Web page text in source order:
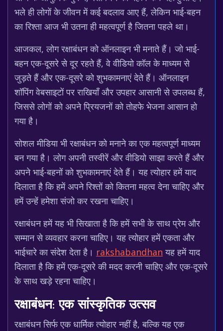
भले ही लोगों के जीवन में कई बदलाव आए हैं, लेकिन भाई-बहन
का रिश्ता आज भी उतना ही महत्वपूर्ण है जितना पहले था।
आजकल, लोग रक्षाबंधन को ऑनलाइन भी मनाते हैं। जो भाई-
बहन एक-दूसरे से दूर रहते हैं, वे वीडियो कॉल के माध्यम से
जुड़ते हैं और एक-दूसरे को शुभकामनाएं देते हैं। ऑनलाइन
शॉपिंग वेबसाइटों पर राखियाँ और उपहार आसानी से उपलब्ध हैं,
जिससे लोगों को अपने प्रियजनों को तोहफे भेजना आसान हो
गया है।
सोशल मीडिया भी रक्षाबंधन को मनाने का एक महत्वपूर्ण माध्यम
बन गया है। लोग अपनी तस्वीरें और वीडियो साझा करते हैं और
अपने भाई-बहनों को शुभकामनाएं देते हैं। यह त्योहार हमें याद
दिलाता है कि हमें अपने रिश्तों को कितना महत्व देना चाहिए और
हमें उन्हें हमेशा संजो कर रखना चाहिए।
रक्षाबंधन हमें यह भी सिखाता है कि हमें सभी के साथ प्रेम और
सम्मान से व्यवहार करना चाहिए। यह त्योहार हमें एकता और
भाईचारे का संदेश देता है। rakshabandhan यह हमें याद
दिलाता है कि हमें एक-दूसरे की मदद करनी चाहिए और एक-दूसरे
के साथ खड़े रहना चाहिए।
रक्षाबंधन: एक सांस्कृतिक उत्सव
रक्षाबंधन सिर्फ एक धार्मिक त्योहार नहीं है, बल्कि यह एक